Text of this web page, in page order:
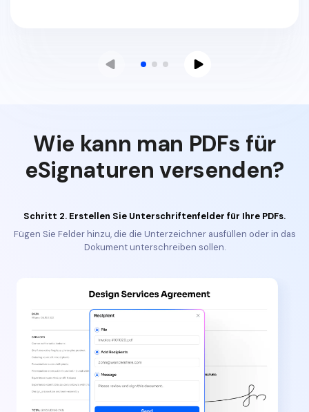
Wie kann man PDFs für
eSignaturen versenden?
Schritt 2. Erstellen Sie Unterschriftenfelder für Ihre PDFs.
Fügen Sie Felder hinzu, die die Unterzeichner ausfüllen oder in das
Dokument unterschreiben sollen.